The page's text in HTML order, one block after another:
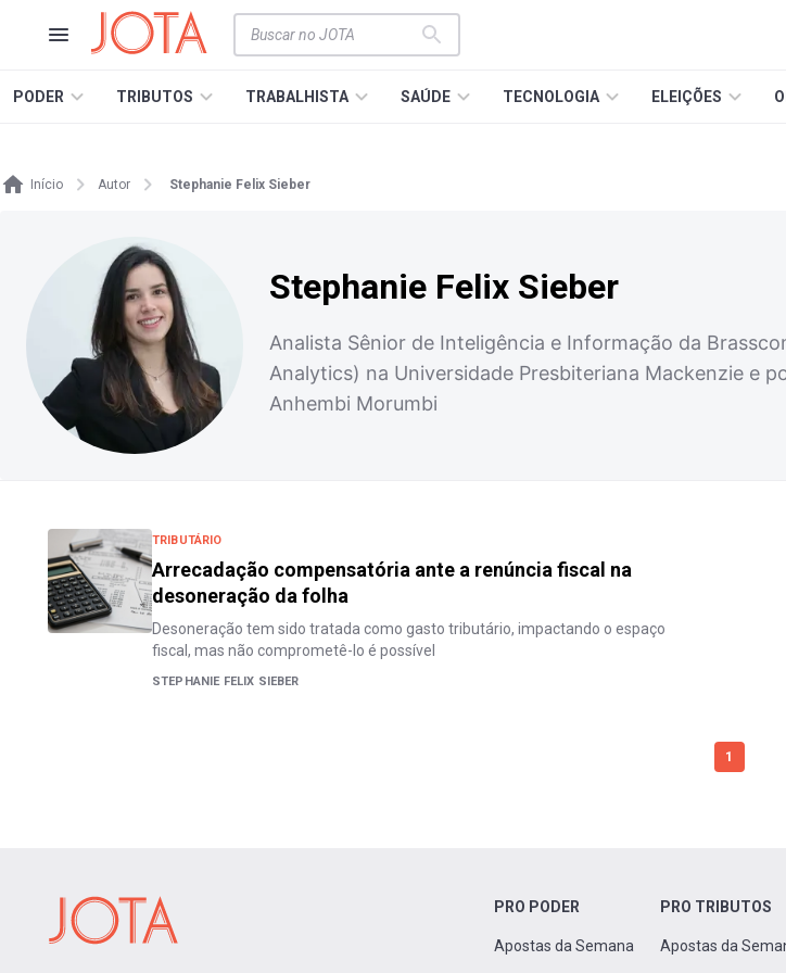
PODER TRIBUTOS TRABALHISTA SAÚDE TECNOLOGIA ELEIÇÕES
Início Autor Stephanie Felix Sieber
Stephanie Felix Sieber
Analista Sênior de Inteligência e Informação da
Analytics) na Universidade Presbiteriana Mackenzie e
Anhembi Morumbi
TRIBUTÁRIO
Arrecadação compensatória ante a renúncia fiscal na
desoneração da folha
Desoneração tem sido tratada como gasto tributário, impactando o espaço
fiscal, mas não comprometê-lo é possível
STEPHANIE FELIX SIEBER
1
PRO PODER
Apostas da Semana
PRO TRIBUTOS
Apostas da